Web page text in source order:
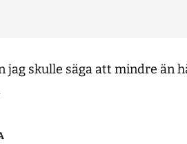
jag skulle säga att mindre än